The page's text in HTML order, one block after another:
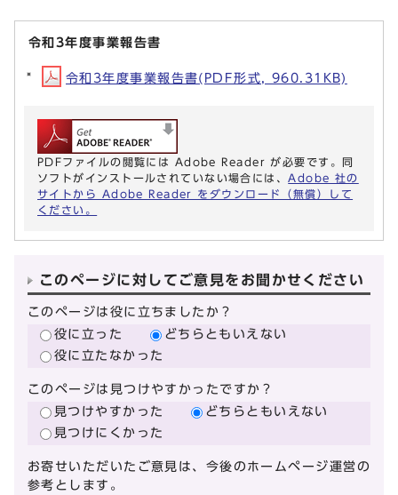
令和3年度事業報告書
令和3年度事業報告書(PDF形式, 960.31KB)
PDFファイルの閲覧には Adobe Reader が必要です。同
ソフトがインストールされていない場合には、 Adobe 社の
サイトから Adobe Reader をダウンロード（無償）して
ください。
このページに対してご意見をお聞かせください
このページは役に立ちましたか？
役に立った
どちらともいえない
役に立たなかった
このページは見つけやすかったですか？
見つけやすかった
どちらともいえない
見つけにくかった
お寄せいただいたご意見は、今後のホームページ運営の
参考とします。